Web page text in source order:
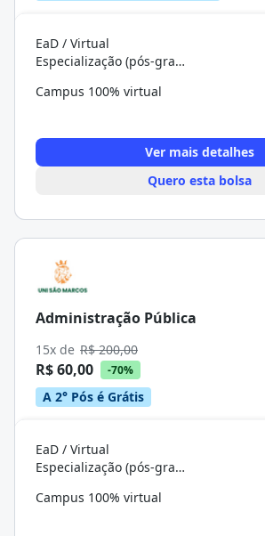
EaD / Virtual
Especialização (pós-graduação)
Campus 100% virtual
Ver mais detalhes
Quero esta bolsa
Administração Pública
15x de R$ 200,00
R$ 60,00 -70%
A 2° Pós é Grátis
EaD / Virtual
Especialização (pós-graduação)
Campus 100% virtual